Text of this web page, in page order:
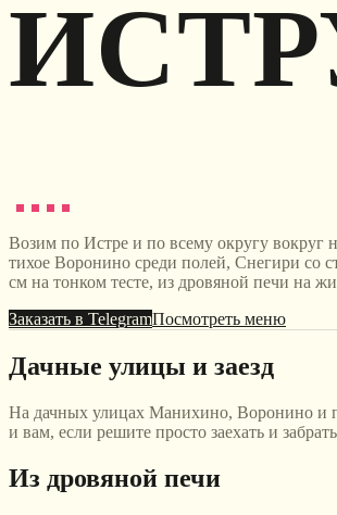
Возим по Истре и по всему округу вокруг
тихое Воронино среди полей, Снегири со
см на тонком тесте, из дровяной печи на
Заказать в TelegramПосмотреть меню
Дачные улицы и заезд
На дачных улицах Манихино, Воронино и
и вам, если решите просто заехать и
Из дровяной печи